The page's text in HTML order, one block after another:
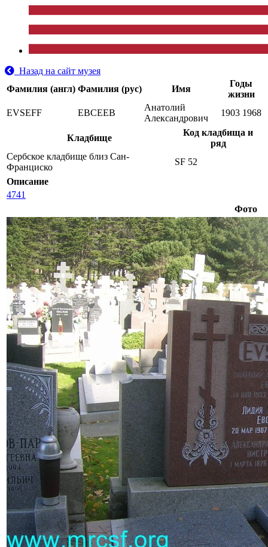
Назад на сайт музея
Фамилия (англ) Фамилия (рус) Имя
Годы
жизни
EVSEFF
ЕВСЕЕВ
Анатолий
Александрович
1903 1968
Кладбище
Код кладбища и
ряд
Сербское кладбище близ Сан-
Франциско
SF 52
Описание
4741
Фото